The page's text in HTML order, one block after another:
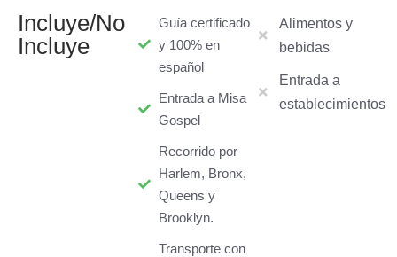
Incluye/No
Incluye
Guía certificado
y 100% en
español
Entrada a Misa
Gospel
Recorrido por
Harlem, Bronx,
Queens y
Brooklyn.
Transporte con
Alimentos y
bebidas
Entrada a
establecimientos